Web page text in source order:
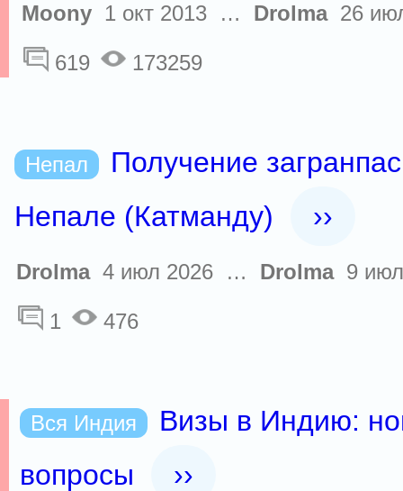
Moony 1 окт 2013 … Drolma26
619 173259
Непал
Получение
Непале (Катманду)
››
Drolma4 июл 2026 … Drolma9 июл
1 476
Вся Индия
Визы в Индию:
вопросы
››